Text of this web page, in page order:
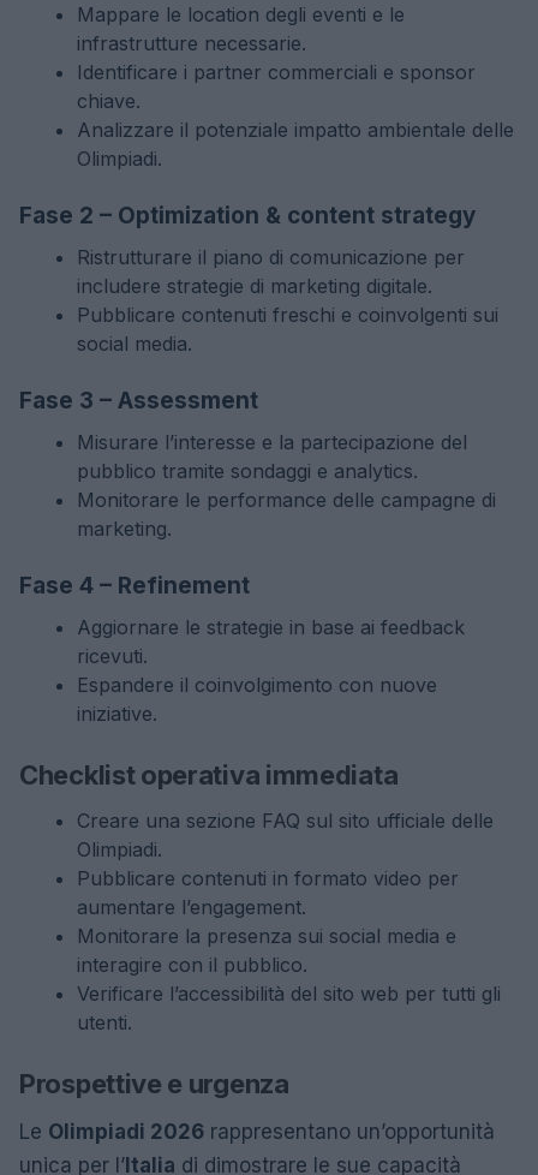
Mappare le location degli eventi e le
infrastrutture necessarie.
Identificare i partner commerciali e sponsor
chiave.
Analizzare il potenziale impatto ambientale delle
Olimpiadi.
Fase 2 – Optimization & content strategy
Ristrutturare il piano di comunicazione per
includere strategie di marketing digitale.
Pubblicare contenuti freschi e coinvolgenti sui
social media.
Fase 3 – Assessment
Misurare l’interesse e la partecipazione del
pubblico tramite sondaggi e analytics.
Monitorare le performance delle campagne di
marketing.
Fase 4 – Refinement
Aggiornare le strategie in base ai feedback
ricevuti.
Espandere il coinvolgimento con nuove
iniziative.
Checklist operativa immediata
Creare una sezione FAQ sul sito ufficiale delle
Olimpiadi.
Pubblicare contenuti in formato video per
aumentare l’engagement.
Monitorare la presenza sui social media e
interagire con il pubblico.
Verificare l’accessibilità del sito web per tutti gli
utenti.
Prospettive e urgenza
Le Olimpiadi 2026 rappresentano un’opportunità
unica per l’Italia di dimostrare le sue capacità